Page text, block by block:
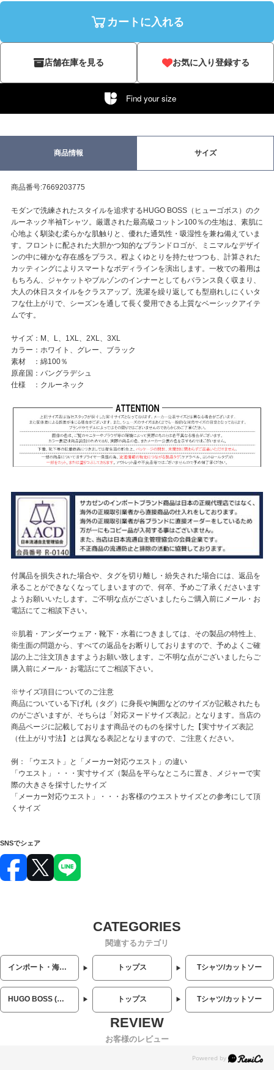
カートに入れる
店舗在庫を見る お気に入り登録する
Find your size
商品情報 サイズ
商品番号:7669203775
モダンで洗練されたスタイルを追求するHUGO BOSS（ヒューゴボス）のク
ルーネック半袖Tシャツ。厳選された最高級コットン100％の生地は、素肌に
心地よく馴染む柔らかな肌触りと、優れた通気性・吸湿性を兼ね備えていま
す。フロントに配された大胆かつ知的なブランドロゴが、ミニマルなデザイ
ンの中に確かな存在感をプラス。程よくゆとりを持たせつつも、計算された
カッティングによりスマートなボディラインを演出します。一枚での着用は
もちろん、ジャケットやブルゾンのインナーとしてもバランス良く収まり、
大人の休日スタイルをクラスアップ。洗濯を繰り返しても型崩れしにくいタ
フな仕上がりで、シーズンを通して長く愛用できる上質なベーシックアイテ
ムです。
サイズ：M、L、1XL、2XL、3XL
カラー：ホワイト、グレー、ブラック
素材 ：綿100％
原産国：バングラデシュ
仕様 ：クルーネック
付属品を損失された場合や、タグを切り離し・紛失された場合には、返品を
承ることができなくなってしまいますので、何卒、予めご了承くださいます
ようお願いいたします。ご不明な点がございましたらご購入前にメール・お
電話にてご相談下さい。
※肌着・アンダーウェア・靴下・水着につきましては、その製品の特性上、
衛生面の問題から、すべての返品をお断りしておりますので、予めよくご確
認の上ご注文頂きますようお願い致します。ご不明な点がございましたらご
購入前にメール・お電話にてご相談下さい。
※サイズ項目についてのご注意
商品についている下げ札（タグ）に身長や胸囲などのサイズが記載されたも
のがございますが、そちらは「対応ヌードサイズ表記」となります。当店の
商品ページに記載しております商品そのものを採寸した【実寸サイズ表記
（仕上がり寸法】とは異なる表記となりますので、ご注意ください。
例：「ウエスト」と「メーカー対応ウエスト」の違い
「ウエスト」・・・実寸サイズ（製品を平らなところに置き、メジャーで実
際の大きさを採寸したサイズ
「メーカー対応ウエスト」・・・お客様のウエストサイズとの参考にして頂
くサイズ
SNSでシェア
関連するカテゴリ
インポート・海外人気ブランド トップス Tシャツ/カットソー
HUGO BOSS (ヒューゴボス) トップス Tシャツ/カットソー
お客様のレビュー